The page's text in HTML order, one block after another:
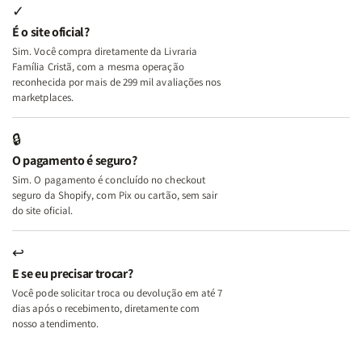
e
Deus
+
A
Mulher
Lar
+
A
Lar
✓
É o site oficial?
Sim. Você compra diretamente da Livraria
Família Cristã, com a mesma operação
reconhecida por mais de 299 mil avaliações nos
marketplaces.
🔒
O pagamento é seguro?
Sim. O pagamento é concluído no checkout
seguro da Shopify, com Pix ou cartão, sem sair
do site oficial.
↩
E se eu precisar trocar?
Você pode solicitar troca ou devolução em até 7
dias após o recebimento, diretamente com
nosso atendimento.